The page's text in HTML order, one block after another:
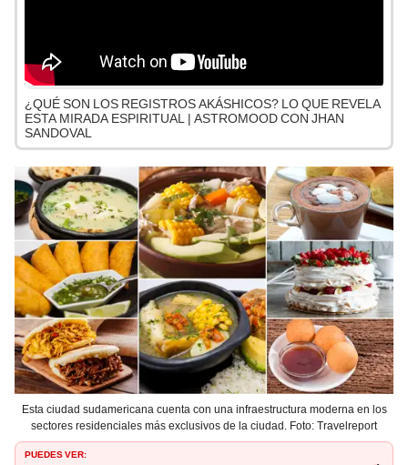
¿QUÉ SON LOS REGISTROS AKÁSHICOS? LO QUE REVELA
ESTA MIRADA ESPIRITUAL | ASTROMOOD CON JHAN
SANDOVAL
Esta ciudad sudamericana cuenta con una infraestructura moderna en los
sectores residenciales más exclusivos de la ciudad. Foto: Travelreport
PUEDES VER: